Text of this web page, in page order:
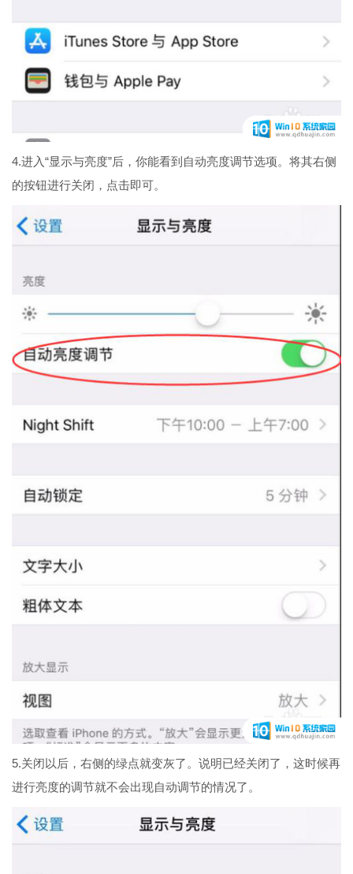
4.进入“显示与亮度”后，你能看到自动亮度调节选项。将其右侧
的按钮进行关闭，点击即可。
5.关闭以后，右侧的绿点就变灰了。说明已经关闭了，这时候再
进行亮度的调节就不会出现自动调节的情况了。